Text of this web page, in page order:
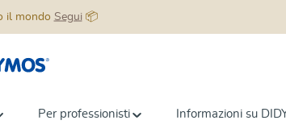
il mondo Segui📦
Per professionisti Informazioni su